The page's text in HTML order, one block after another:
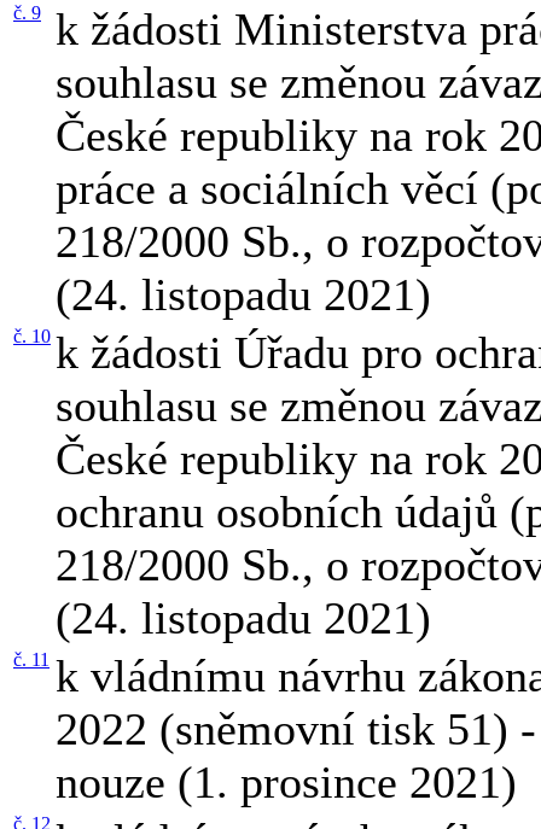
č. 9
k žádosti Ministerstva
souhlasu se změnou
České republiky na rok
práce a sociálních věcí
218/2000 Sb., o
(24. listopadu 2021)
č. 10 k žádosti Úřadu pro
souhlasu se změnou
České republiky na rok
ochranu osobních údajů
218/2000 Sb., o
(24. listopadu 2021)
č. 11 k vládnímu návrhu
2022 (sněmovní tisk 51)
nouze (1. prosince 2021)
č. 12